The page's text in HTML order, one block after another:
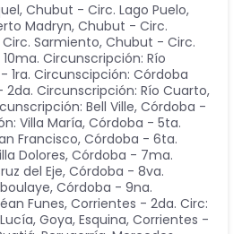
, Chubut - Circ. Lago Puelo,
Madryn, Chubut - Circ.
Sarmiento, Chubut - Circ.
Circunscripción: Río
1ra. Circunscipción: Córdoba
2da. Circunscripción: Río Cuarto,
Bell Ville, Córdoba -
Villa María, Córdoba - 5ta.
Francisco, Córdoba - 6ta.
Dolores, Córdoba - 7ma.
del Eje, Córdoba - 8va.
, Córdoba - 9na.
Funes, Corrientes - 2da. Circ:
Goya, Esquina, Corrientes -